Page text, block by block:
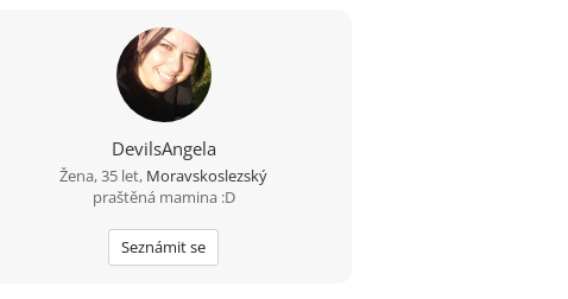
DevilsAngela
Žena, 35 let, Moravskoslezský
praštěná mamina :D
Seznámit se